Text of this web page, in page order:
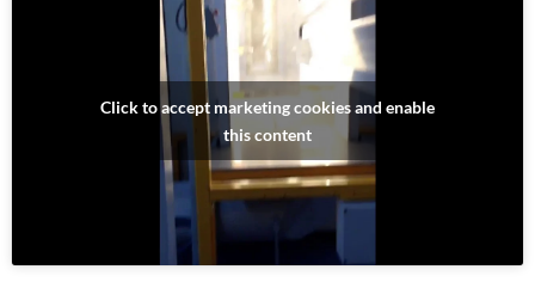
Click to accept marketing cookies and enable
this content